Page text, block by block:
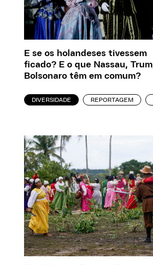
E se os holandeses tivessem
ficado? E o que Nassau,
Bolsonaro têm em comum?
DIVERSIDADE REPORTAGEM